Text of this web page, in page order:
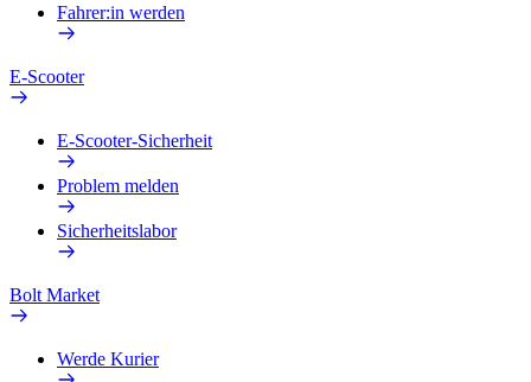
Fahrer:in werden
E-Scooter
E-Scooter-Sicherheit
Problem melden
Sicherheitslabor
Bolt Market
Werde Kurier